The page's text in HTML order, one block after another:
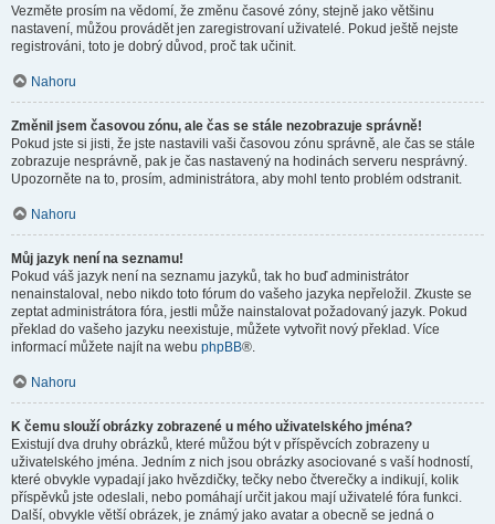
Vezměte prosím na vědomí, že změnu časové zóny, stejně jako většinu
nastavení, můžou provádět jen zaregistrovaní uživatelé. Pokud ještě nejste
registrováni, toto je dobrý důvod, proč tak učinit.
Nahoru
Změnil jsem časovou zónu, ale čas se stále nezobrazuje správně!
Pokud jste si jisti, že jste nastavili vaši časovou zónu správně, ale čas se stále
zobrazuje nesprávně, pak je čas nastavený na hodinách serveru nesprávný.
Upozorněte na to, prosím, administrátora, aby mohl tento problém odstranit.
Nahoru
Můj jazyk není na seznamu!
Pokud váš jazyk není na seznamu jazyků, tak ho buď administrátor
nenainstaloval, nebo nikdo toto fórum do vašeho jazyka nepřeložil. Zkuste se
zeptat administrátora fóra, jestli může nainstalovat požadovaný jazyk. Pokud
překlad do vašeho jazyku neexistuje, můžete vytvořit nový překlad. Více
informací můžete najít na webu phpBB®.
Nahoru
K čemu slouží obrázky zobrazené u mého uživatelského jména?
Existují dva druhy obrázků, které můžou být v příspěvcích zobrazeny u
uživatelského jména. Jedním z nich jsou obrázky asociované s vaší hodností,
které obvykle vypadají jako hvězdičky, tečky nebo čtverečky a indikují, kolik
příspěvků jste odeslali, nebo pomáhají určit jakou mají uživatelé fóra funkci.
Další, obvykle větší obrázek, je známý jako avatar a obecně se jedná o